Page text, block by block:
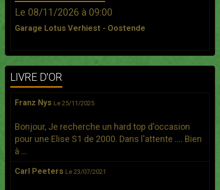
Le 08/11/2026 à 09:00
Garage Lotus Verhiest - Oostende
LIVRE D'OR
Franz Nys Le 25/11/2025
Bonjour, Je recherche un hard top d'occasion
pour une Elise S1 de 2000. Dans l'attente .... Bien
à ...
Carl Peeters Le 23/07/2021